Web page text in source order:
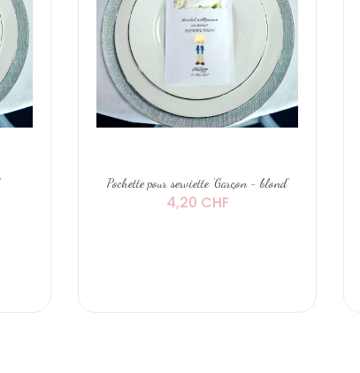
Pochette pour serviette 'Garçon - blond'
4,20 CHF